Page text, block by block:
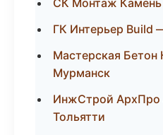
СК Монтаж
ГК Интерьер Build
Мастерская Бетон
Мурманск
ИнжСтрой АрхПро
Тольятти